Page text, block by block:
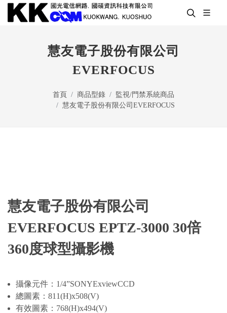
慧友電子股份有限公司
EVERFOCUS
首頁 商品型錄
監視/門禁系統商品
慧友電子股份有限公司EVERFOCUS
慧友電子股份有限公司
EVERFOCUS EPTZ-3000 30倍
360度球型攝影機
攝像元件：1/4”SONYExviewCCD
總圖素：811(H)x508(V)
有效圖素：768(H)x494(V)